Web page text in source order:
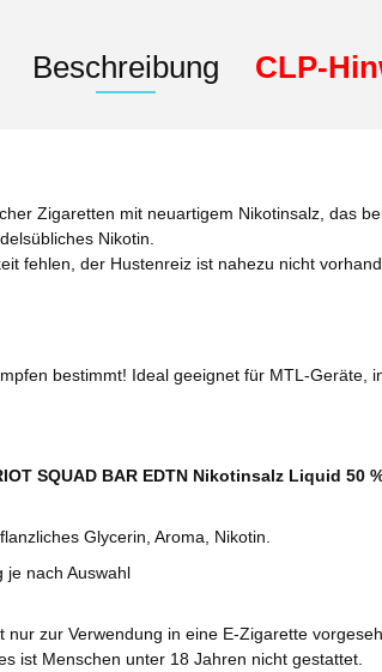
Beschreibung CLP-
Zigaretten mit neuartigem Nikotinsalz, das
Nikotin.
fehlen, der Hustenreiz ist nahezu nicht
bestimmt! Ideal geeignet für MTL-Geräte,
SQUAD BAR EDTN Nikotinsalz Liquid 50
Glycerin, Aroma, Nikotin.
je nach Auswahl
nur zur Verwendung in eine E-Zigarette
ist Menschen unter 18 Jahren nicht gestattet.